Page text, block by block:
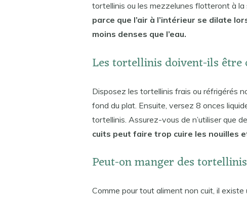
tortellinis ou les mezzelunes flotteront à
parce que l’air à l’intérieur se dilate
moins denses que l’eau.
Les tortellinis doivent-ils être
Disposez les tortellinis frais ou réfrigérés
fond du plat. Ensuite, versez 8 onces
tortellinis. Assurez-vous de n’utiliser que
cuits peut faire trop cuire les nouilles
Peut-on manger des
Comme pour tout aliment non cuit, il